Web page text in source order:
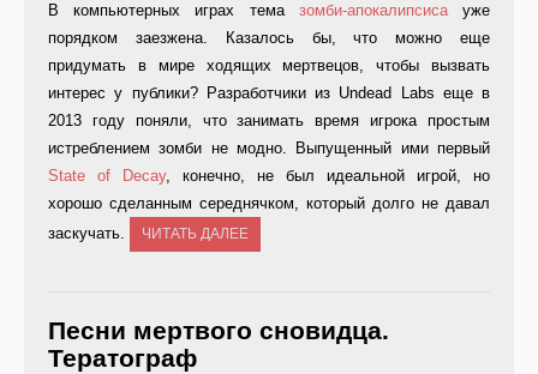
В компьютерных играх тема зомби-апокалипсисауже
порядком заезжена. Казалось бы, что можно еще
придумать в мире ходящих мертвецов, чтобы вызвать
интерес у публики? Разработчики из Undead Labs еще в
2013 году поняли, что занимать время игрока простым
истреблением зомби не модно. Выпущенный ими первый
State of Decay, конечно, не был идеальной игрой, но
хорошо сделанным середнячком, который долго не давал
заскучать.
ЧИТАТЬ ДАЛЕЕ
Песни мертвого сновидца.
Тератограф